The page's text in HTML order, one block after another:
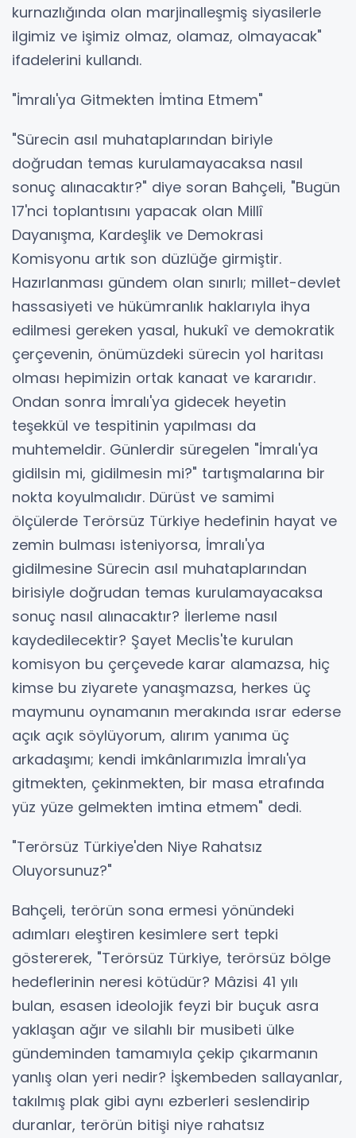
kurnazlığında olan marjinalleşmiş siyasilerle
ilgimiz ve işimiz olmaz, olamaz, olmayacak"
ifadelerini kullandı.
"İmralı'ya Gitmekten İmtina Etmem"
"Sürecin asıl muhataplarından biriyle
doğrudan temas kurulamayacaksa nasıl
sonuç alınacaktır?" diye soran Bahçeli, "Bugün
17'nci toplantısını yapacak olan Millî
Dayanışma, Kardeşlik ve Demokrasi
Komisyonu artık son düzlüğe girmiştir.
Hazırlanması gündem olan sınırlı; millet-devlet
hassasiyeti ve hükümranlık haklarıyla ihya
edilmesi gereken yasal, hukukî ve demokratik
çerçevenin, önümüzdeki sürecin yol haritası
olması hepimizin ortak kanaat ve kararıdır.
Ondan sonra İmralı'ya gidecek heyetin
teşekkül ve tespitinin yapılması da
muhtemeldir. Günlerdir süregelen "İmralı'ya
gidilsin mi, gidilmesin mi?" tartışmalarına bir
nokta koyulmalıdır. Dürüst ve samimi
ölçülerde Terörsüz Türkiye hedefinin hayat ve
zemin bulması isteniyorsa, İmralı'ya
gidilmesine Sürecin asıl muhataplarından
birisiyle doğrudan temas kurulamayacaksa
sonuç nasıl alınacaktır? İlerleme nasıl
kaydedilecektir? Şayet Meclis'te kurulan
komisyon bu çerçevede karar alamazsa, hiç
kimse bu ziyarete yanaşmazsa, herkes üç
maymunu oynamanın merakında ısrar ederse
açık açık söylüyorum, alırım yanıma üç
arkadaşımı; kendi imkânlarımızla İmralı'ya
gitmekten, çekinmekten, bir masa etrafında
yüz yüze gelmekten imtina etmem" dedi.
"Terörsüz Türkiye'den Niye Rahatsız
Oluyorsunuz?"
Bahçeli, terörün sona ermesi yönündeki
adımları eleştiren kesimlere sert tepki
göstererek, "Terörsüz Türkiye, terörsüz bölge
hedeflerinin neresi kötüdür? Mâzisi 41 yılı
bulan, esasen ideolojik feyzi bir buçuk asra
yaklaşan ağır ve silahlı bir musibeti ülke
gündeminden tamamıyla çekip çıkarmanın
yanlış olan yeri nedir? İşkembeden sallayanlar,
takılmış plak gibi aynı ezberleri seslendirip
duranlar, terörün bitişi niye rahatsız